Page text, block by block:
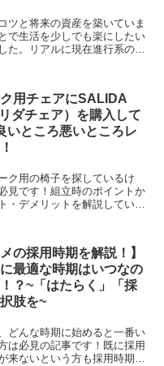
ツと将来の資産を築いていま
で生活を少しでも楽にしたい
た。リアルに現在進行系の姿
用チェアにSALIDA
ダチェア）を購入して
いところ悪いところレ
ク用の椅子を探しているけ
見です！組立時のポイントか
・デメリットを解説していま
メの採用時期を解説！】
最適な時期はいつなの
？~「はたらく」「採
肢を~
どんな時期に始めると一番い
は必見の記事です！既に採用
来ないという方も採用時期を